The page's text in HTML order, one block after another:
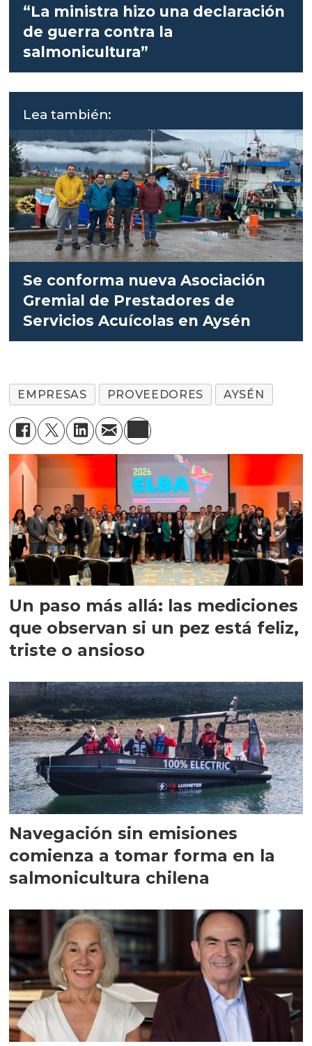
“La ministra hizo una declaración
de guerra contra la
salmonicultura”
Lea también:
Se conforma nueva Asociación
Gremial de Prestadores de
Servicios Acuícolas en Aysén
EMPRESAS PROVEEDORES AYSÉN
Un paso más allá: las mediciones
que observan si un pez está feliz,
triste o ansioso
Navegación sin emisiones
comienza a tomar forma en la
salmonicultura chilena